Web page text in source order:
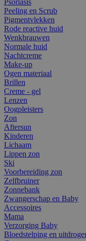
Peeling en Scrub
Pigmentvlekken
Rode reactive huid
Wenkbrauwen
Normale huid
Nachtcreme
Make-up
Ogen materiaal
Brillen
Creme - gel
Lenzen
Oogpleisters
Zon
Aftersun
Kinderen
Lichaam
Lippen zon
Ski
Voorbereiding zon
Zelfbruiner
Zonnebank
Zwangerschap en Baby
Accessoires
Mama
Verzorging Baby
Bloedstelping en